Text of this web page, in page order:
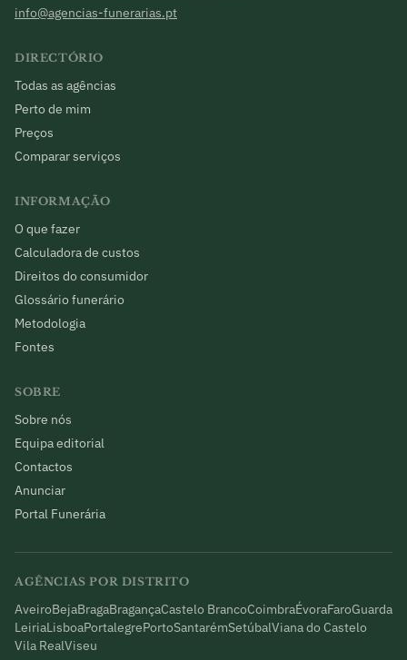
info@agencias-funerarias.pt
DIRECTÓRIO
Todas as agências
Perto de mim
Preços
Comparar serviços
INFORMAÇÃO
O que fazer
Calculadora de custos
Direitos do consumidor
Glossário funerário
Metodologia
Fontes
SOBRE
Sobre nós
Equipa editorial
Contactos
Anunciar
Portal Funerária
AGÊNCIAS POR DISTRITO
AveiroBejaBragaBragançaCastelo BrancoCoimbraÉvoraFaroGuarda
LeiriaLisboaPortalegrePortoSantarémSetúbalViana do Castelo
Vila RealViseu